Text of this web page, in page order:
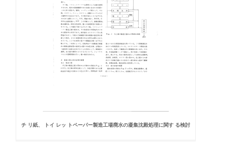
チ リ紙、 トイ レッ トペーパー製造工場廃水の凝集沈殿処理に関す る検討